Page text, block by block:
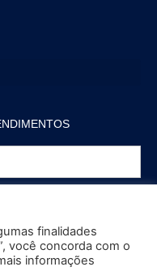
finalidades
você concorda com o
informações